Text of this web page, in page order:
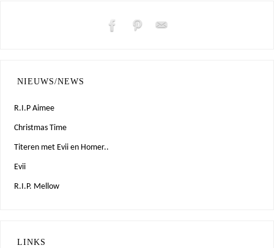
NIEUWS/NEWS
R.I.P Aimee
Christmas Time
Titeren met Evii en Homer..
Evii
R.I.P. Mellow
LINKS